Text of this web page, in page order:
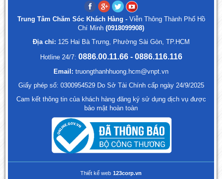
Trung Tâm Chăm Sóc Khách Hàng - Viễn Thông Thành Phố Hồ
Chí Minh (0918099908)
Địa chỉ: 125 Hai Bà Trưng, Phường Sài Gòn, TP.HCM
Hotline 24/7: 0886.00.11.66 - 0886.116.116
Email: truongthanhhuong.hcm@vnpt.vn
Giấy phép số: 0300954529 Do Sở Tài Chính cấp ngày 24/9/2025
Cam kết thông tin của khách hàng đăng ký sử dụng dịch vụ được
bảo mật hoàn toàn
Thiết kế web 123corp.vn